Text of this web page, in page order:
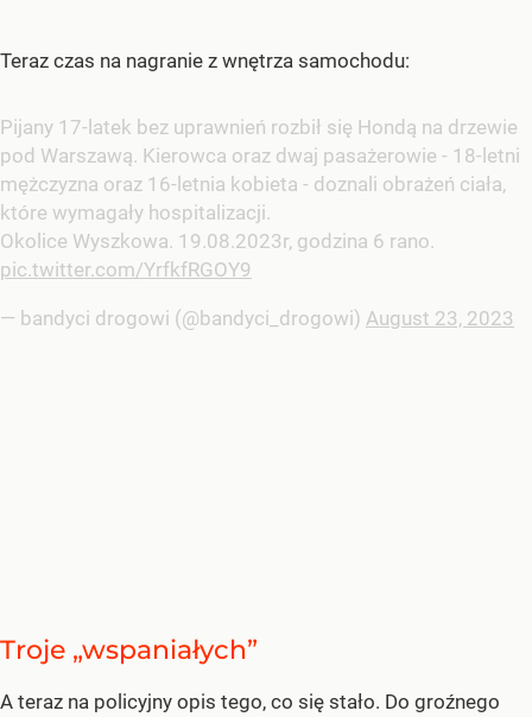
Teraz czas na nagranie z wnętrza samochodu:
Pijany 17-latek bez uprawnień rozbił się Hondą na drzewie
pod Warszawą. Kierowca oraz dwaj pasażerowie - 18-letni
mężczyzna oraz 16-letnia kobieta - doznali obrażeń ciała,
które wymagały hospitalizacji.
Okolice Wyszkowa. 19.08.2023r, godzina 6 rano.
pic.twitter.com/YrfkfRGOY9
— bandyci drogowi (@bandyci_drogowi) August 23, 2023
Troje „wspaniałych”
A teraz na policyjny opis tego, co się stało. Do groźnego